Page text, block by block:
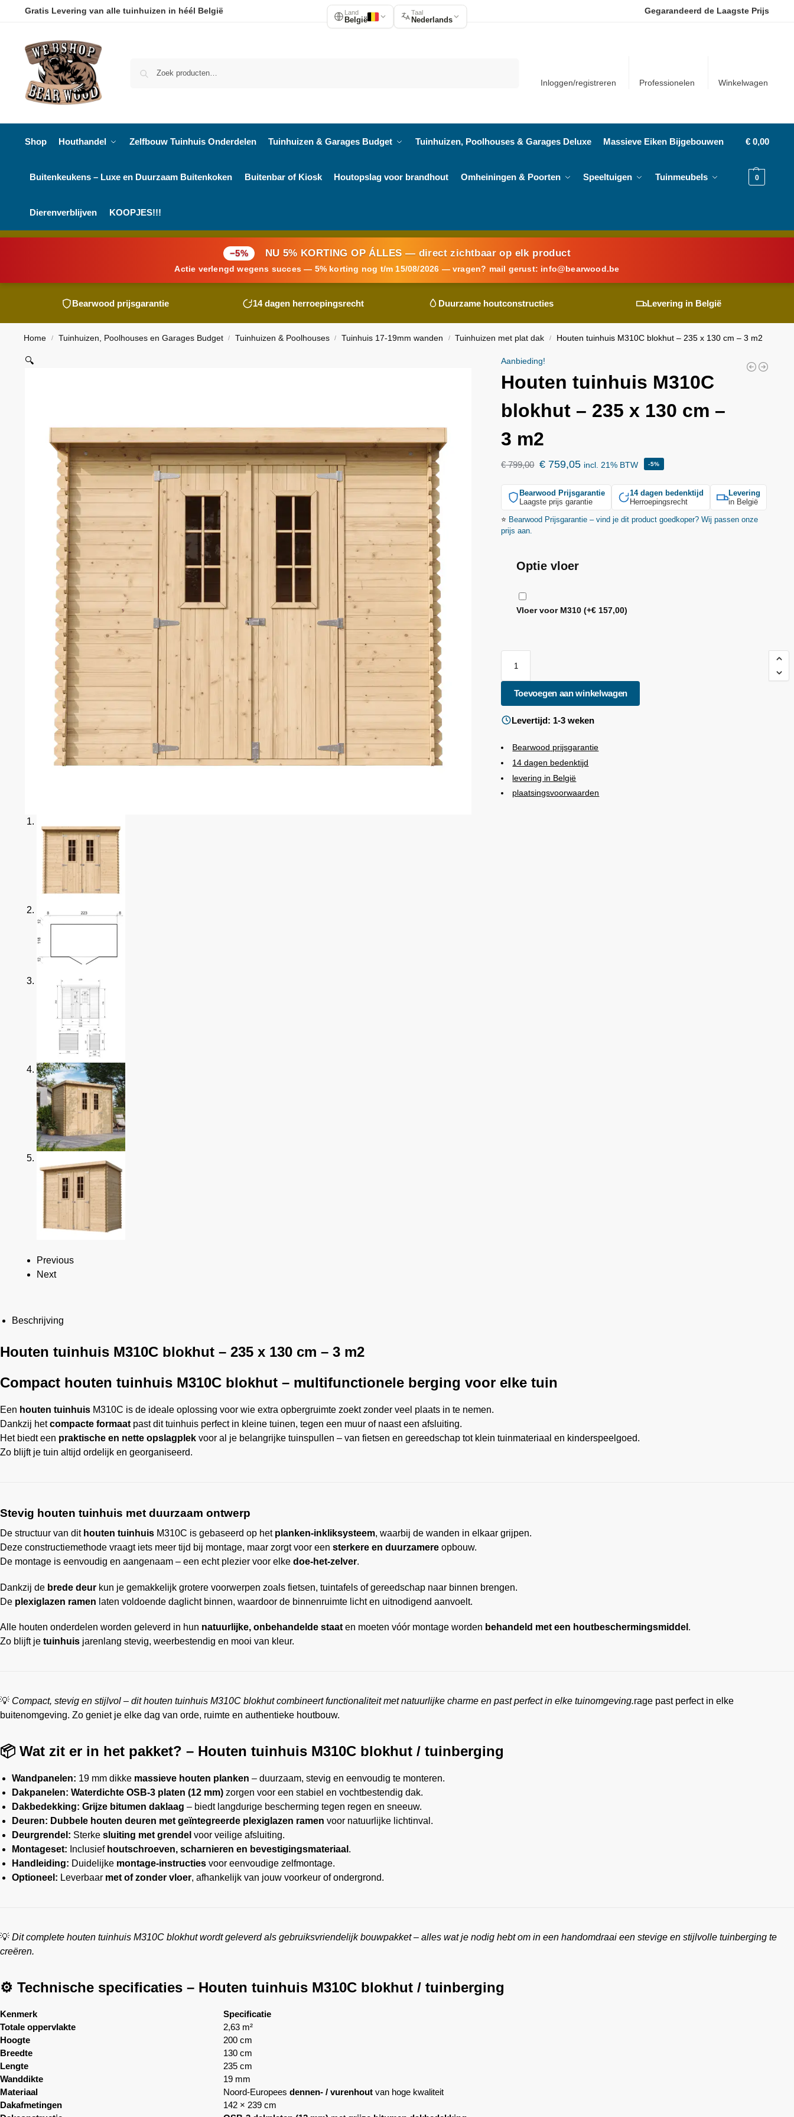
Gratis Levering van alle tuinhuizen in héél België Gegarandeerd de Laagste Prijs
Inloggen/registreren Professionelen Winkelwagen
Shop Houthandel Zelfbouw Tuinhuis Onderdelen Tuinhuizen & Garages Budget Tuinhuizen, Poolhouses & Garages Deluxe Massieve Eiken Bijgebouwen
Buitenkeukens – Luxe en Duurzaam Buitenkoken Buitenbar of Kiosk Houtopslag voor brandhout Omheiningen & Poorten Speeltuigen Tuinmeubels
Dierenverblijven KOOPJES!!!
€ 0,00
0
−5% NU 5% KORTING OP ÁLLES — direct zichtbaar op elk product
Actie verlengd wegens succes — 5% korting nog t/m 15/08/2026 — vragen? mail gerust: info@ bearwood .be
Bearwood prijsgarantie 14 dagen herroepingsrecht Duurzame houtconstructies Levering in België
Home / Tuinhuizen, Poolhouses en Garages Budget / Tuinhuizen & Poolhouses / Tuinhuis 17-19mm wanden / Tuinhuizen met plat dak / Houten tuinhuis M310C blokhut – 235 x 130 cm – 3 m2
🔍
Previous
Next
Aanbieding!
Houten tuinhuis M310C
blokhut – 235 x 130 cm –
3 m2
€799,00 € 759,05 incl. 21% BTW -5%
Bearwood Prijsgarantie
Laagste prijs garantie
14 dagen bedenktijd
Herroepingsrecht
Levering
in België
⭐ Bearwood Prijsgarantie – vind je dit product goedkoper? Wij passen onze
prijs aan.
Optie vloer
Vloer voor M310(+€ 157,00)
Toevoegen aan winkelwagen
Levertijd: 1-3 weken
Bearwood prijsgarantie
14 dagen bedenktijd
levering in België
plaatsingsvoorwaarden
Beschrijving
Houten tuinhuis M310C blokhut – 235 x 130 cm – 3 m2
Compact houten tuinhuis M310C blokhut – multifunctionele berging voor elke tuin
Een houten tuinhuis M310C is de ideale oplossing voor wie extra opbergruimte zoekt zonder veel plaats in te nemen.
Dankzij hetcompacte formaat past dit tuinhuis perfect in kleine tuinen, tegen een muur of naast een afsluiting.
Het biedt een praktische en nette opslagplek voor al je belangrijke tuinspullen – van fietsen en gereedschap tot klein tuinmateriaal en kinderspeelgoed.
Zo blijft je tuin altijd ordelijk en georganiseerd.
Stevig houten tuinhuis met duurzaam ontwerp
De structuur van dit houten tuinhuis M310C is gebaseerd op het planken-inkliksysteem, waarbij de wanden in elkaar grijpen.
Deze constructiemethode vraagt iets meer tijd bij montage, maar zorgt voor een sterkere en duurzamere opbouw.
De montage is eenvoudig en aangenaam – een echt plezier voor elke doe-het-zelver.
Dankzij de brede deur kun je gemakkelijk grotere voorwerpen zoals fietsen, tuintafels of gereedschap naar binnen brengen.
De plexiglazen ramen laten voldoende daglicht binnen, waardoor de binnenruimte licht en uitnodigend aanvoelt.
Alle houten onderdelen worden geleverd in hun natuurlijke, onbehandelde staat en moeten vóór montage worden behandeld met een houtbeschermingsmiddel .
Zo blijft je tuinhuis jarenlang stevig, weerbestendig en mooi van kleur.
💡 Compact, stevig en stijlvol – dit houten tuinhuis M310C blokhut combineert functionaliteit met natuurlijke charme en past perfect in elke tuinomgeving.rage past perfect in elke
buitenomgeving. Zo geniet je elke dag van orde, ruimte en authentieke houtbouw.
📦 Wat zit er in het pakket? – Houten tuinhuis M310C blokhut / tuinberging
Wandpanelen: 19 mm dikke massieve houten planken – duurzaam, stevig en eenvoudig te monteren.
Dakpanelen: Waterdichte OSB-3 platen (12 mm) zorgen voor een stabiel en vochtbestendig dak.
Dakbedekking: Grijze bitumen daklaag – biedt langdurige bescherming tegen regen en sneeuw.
Deuren: Dubbele houten deuren met geïntegreerde plexiglazen ramen voor natuurlijke lichtinval.
Deurgrendel: Sterke sluiting met grendel voor veilige afsluiting.
Montageset: Inclusief houtschroeven, scharnieren en bevestigingsmateriaal .
Handleiding: Duidelijke montage-instructies voor eenvoudige zelfmontage.
Optioneel: Leverbaar met of zonder vloer, afhankelijk van jouw voorkeur of ondergrond.
💡 Dit complete houten tuinhuis M310C blokhut wordt geleverd als gebruiksvriendelijk bouwpakket – alles wat je nodig hebt om in een handomdraai een stevige en stijlvolle tuinberging te
creëren.
⚙️ Technische specificaties – Houten tuinhuis M310C blokhut / tuinberging
Kenmerk
Specificatie
Totale oppervlakte
2,63 m²
Hoogte
200 cm
Breedte
130 cm
Lengte
235 cm
Wanddikte
19 mm
Materiaal
Noord-Europees dennen- / vurenhout van hoge kwaliteit
Dakafmetingen
142 × 239 cm
Land
België
Taal
Nederlands